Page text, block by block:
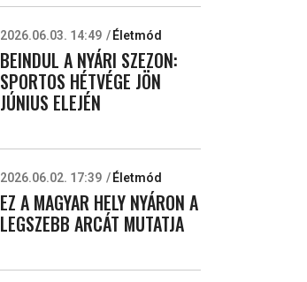
2026.06.03. 14:49 Életmód
BEINDUL A NYÁRI SZEZON:
SPORTOS HÉTVÉGE JÖN
JÚNIUS ELEJÉN
2026.06.02. 17:39 Életmód
EZ A MAGYAR HELY NYÁRON A
LEGSZEBB ARCÁT MUTATJA